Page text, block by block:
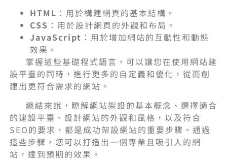
HTML ：用於構建網頁的基本結構。
CSS ：用於設計網頁的外觀和布局。
JavaScript ：用於增加網站的互動性和動態
效果。
掌握這些基礎程式語言，可以讓您在使用網站建
設平臺的同時，進行更多的自定義和優化，從而創
建出更符合需求的網站。
總結來說，瞭解網站架設的基本概念、選擇適合
的建設平臺、設計網站的外觀和風格，以及符合
SEO的要求，都是成功架設網站的重要步驟。通過
這些步驟，您可以打造出一個專業且吸引人的網
站，達到預期的效果。